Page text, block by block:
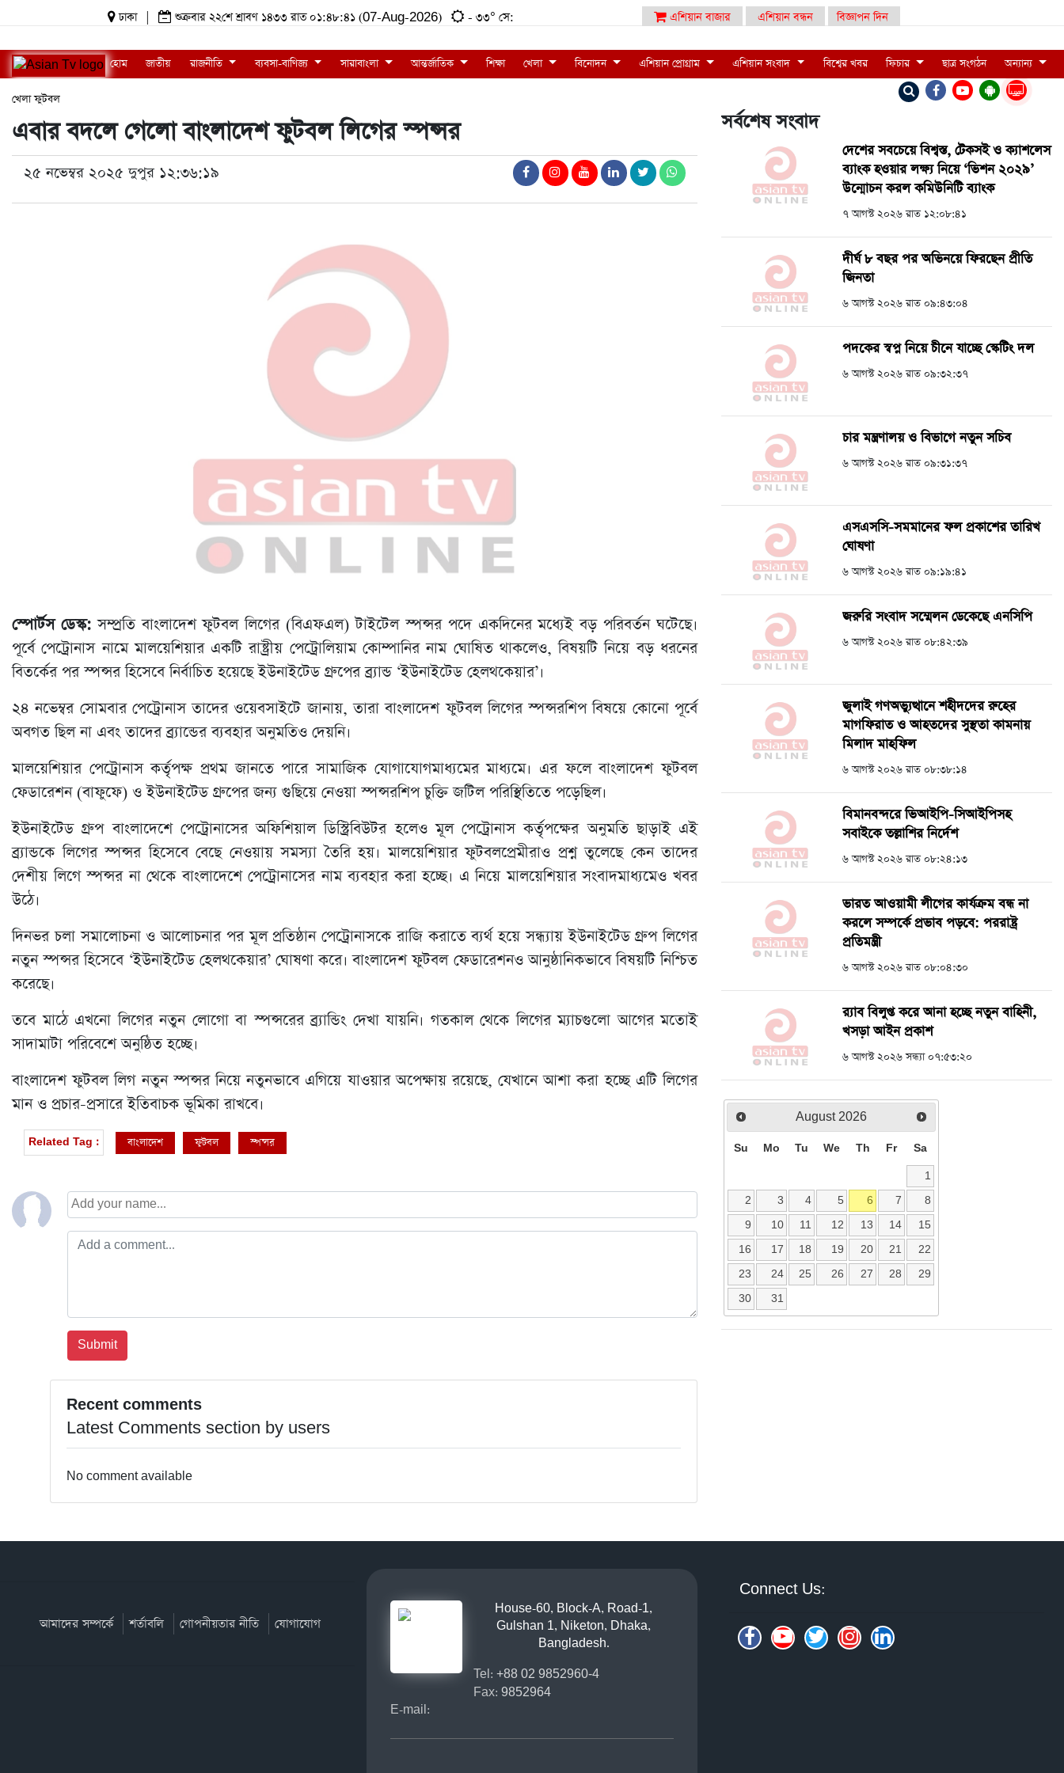
ঢাকা শুক্রবার ২২শে শ্রাবণ ১৪৩৩ রাত ০১:৪৮:৪১ (07-Aug-2026) - ৩৩° সে: এশিয়ান বাজার এশিয়ান বন্ধন বিজ্ঞাপন দিন
LIVE
হোম জাতীয় রাজনীতি ব্যবসা-বাণিজ্য সারাবাংলা আন্তর্জাতিক শিক্ষা খেলা বিনোদন এশিয়ান প্রোগ্রাম এশিয়ান সংবাদ বিশ্বের খবর ফিচার ছাত্র সংগঠন অন্যান্য
খেলা ফুটবল
এবার বদলে গেলো বাংলাদেশ ফুটবল লিগের স্পন্সর
২৫ নভেম্বর ২০২৫ দুপুর ১২:৩৬:১৯
স্পোর্টস ডেস্ক:সম্প্রতি বাংলাদেশ ফুটবল লিগের (বিএফএল) টাইটেল স্পন্সর পদে একদিনের মধ্যেই বড় পরিবর্তন ঘটেছে।
পূর্বে পেট্রোনাস নামে মালয়েশিয়ার একটি রাষ্ট্রীয় পেট্রোলিয়াম কোম্পানির নাম ঘোষিত থাকলেও, বিষয়টি নিয়ে বড় ধরনের
বিতর্কের পর স্পন্সর হিসেবে নির্বাচিত হয়েছে ইউনাইটেড গ্রুপের ব্র্যান্ড ‘ইউনাইটেড হেলথকেয়ার’।
২৪ নভেম্বর সোমবার পেট্রোনাস তাদের ওয়েবসাইটে জানায়, তারা বাংলাদেশ ফুটবল লিগের স্পন্সরশিপ বিষয়ে কোনো পূর্বে
অবগত ছিল না এবং তাদের ব্র্যান্ডের ব্যবহার অনুমতিও দেয়নি।
মালয়েশিয়ার পেট্রোনাস কর্তৃপক্ষ প্রথম জানতে পারে সামাজিক যোগাযোগমাধ্যমের মাধ্যমে। এর ফলে বাংলাদেশ ফুটবল
ফেডারেশন (বাফুফে) ও ইউনাইটেড গ্রুপের জন্য গুছিয়ে নেওয়া স্পন্সরশিপ চুক্তি জটিল পরিস্থিতিতে পড়েছিল।
ইউনাইটেড গ্রুপ বাংলাদেশে পেট্রোনাসের অফিশিয়াল ডিস্ট্রিবিউটর হলেও মূল পেট্রোনাস কর্তৃপক্ষের অনুমতি ছাড়াই এই
ব্র্যান্ডকে লিগের স্পন্সর হিসেবে বেছে নেওয়ায় সমস্যা তৈরি হয়। মালয়েশিয়ার ফুটবলপ্রেমীরাও প্রশ্ন তুলেছে কেন তাদের
দেশীয় লিগে স্পন্সর না থেকে বাংলাদেশে পেট্রোনাসের নাম ব্যবহার করা হচ্ছে। এ নিয়ে মালয়েশিয়ার সংবাদমাধ্যমেও খবর
উঠে।
দিনভর চলা সমালোচনা ও আলোচনার পর মূল প্রতিষ্ঠান পেট্রোনাসকে রাজি করাতে ব্যর্থ হয়ে সন্ধ্যায় ইউনাইটেড গ্রুপ লিগের
নতুন স্পন্সর হিসেবে ‘ইউনাইটেড হেলথকেয়ার’ ঘোষণা করে। বাংলাদেশ ফুটবল ফেডারেশনও আনুষ্ঠানিকভাবে বিষয়টি নিশ্চিত
করেছে।
তবে মাঠে এখনো লিগের নতুন লোগো বা স্পন্সরের ব্র্যান্ডিং দেখা যায়নি। গতকাল থেকে লিগের ম্যাচগুলো আগের মতোই
সাদামাটা পরিবেশে অনুষ্ঠিত হচ্ছে।
বাংলাদেশ ফুটবল লিগ নতুন স্পন্সর নিয়ে নতুনভাবে এগিয়ে যাওয়ার অপেক্ষায় রয়েছে, যেখানে আশা করা হচ্ছে এটি লিগের
মান ও প্রচার-প্রসারে ইতিবাচক ভূমিকা রাখবে।
Related Tag : বাংলাদেশ ফুটবল স্পন্সর
Recent comments
Latest Comments section by users
No comment available
সর্বশেষ সংবাদ
দেশের সবচেয়ে বিশ্বস্ত, টেকসই ও ক্যাশলেস
ব্যাংক হওয়ার লক্ষ্য নিয়ে ‘ভিশন ২০২৯’
উন্মোচন করল কমিউনিটি ব্যাংক
৭ আগস্ট ২০২৬ রাত ১২:০৮:৪১
দীর্ঘ ৮ বছর পর অভিনয়ে ফিরছেন প্রীতি
জিনতা
৬ আগস্ট ২০২৬ রাত ০৯:৪৩:০৪
পদকের স্বপ্ন নিয়ে চীনে যাচ্ছে স্কেটিং দল
৬ আগস্ট ২০২৬ রাত ০৯:৩২:৩৭
চার মন্ত্রণালয় ও বিভাগে নতুন সচিব
৬ আগস্ট ২০২৬ রাত ০৯:৩১:৩৭
এসএসসি-সমমানের ফল প্রকাশের তারিখ
ঘোষণা
৬ আগস্ট ২০২৬ রাত ০৯:১৯:৪১
জরুরি সংবাদ সম্মেলন ডেকেছে এনসিপি
৬ আগস্ট ২০২৬ রাত ০৮:৪২:৩৯
জুলাই গণঅভ্যুত্থানে শহীদদের রুহের
মাগফিরাত ও আহতদের সুস্থতা কামনায়
মিলাদ মাহফিল
৬ আগস্ট ২০২৬ রাত ০৮:৩৮:১৪
বিমানবন্দরে ভিআইপি-সিআইপিসহ
সবাইকে তল্লাশির নির্দেশ
৬ আগস্ট ২০২৬ রাত ০৮:২৪:১৩
ভারত আওয়ামী লীগের কার্যক্রম বন্ধ না
করলে সম্পর্কে প্রভাব পড়বে: পররাষ্ট্র
প্রতিমন্ত্রী
৬ আগস্ট ২০২৬ রাত ০৮:০৪:৩০
র‍্যাব বিলুপ্ত করে আনা হচ্ছে নতুন বাহিনী,
খসড়া আইন প্রকাশ
৬ আগস্ট ২০২৬ সন্ধ্যা ০৭:৫৩:২০
August 2026
Su Mo Tu We Th Fr Sa
1
2
3 4 5 6 7
8
9
10 11 12 13 14
15
16
17 18 19 20 21
22
23
24 25 26 27 28
29
30
31
আমাদের সম্পর্কে শর্তাবলি গোপনীয়তার নীতি যোগাযোগ
House-60, Block-A, Road-1,
Gulshan 1, Niketon, Dhaka,
Bangladesh.
Tel: +88 02 9852960-4
Fax: 9852964
E-mail:
Connect Us: